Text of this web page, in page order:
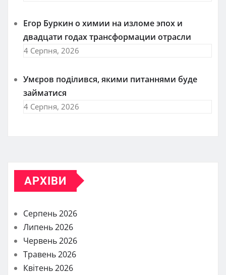
Егор Буркин о химии на изломе эпох и
двадцати годах трансформации отрасли
4 Серпня, 2026
Умєров поділився, якими питаннями буде
займатися
4 Серпня, 2026
АРХІВИ
Серпень 2026
Липень 2026
Червень 2026
Травень 2026
Квітень 2026